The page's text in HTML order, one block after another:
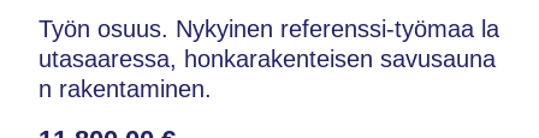
Työn osuus. Nykyinen referenssi-työmaa la
utasaaressa, honkarakenteisen savusauna
n rakentaminen.